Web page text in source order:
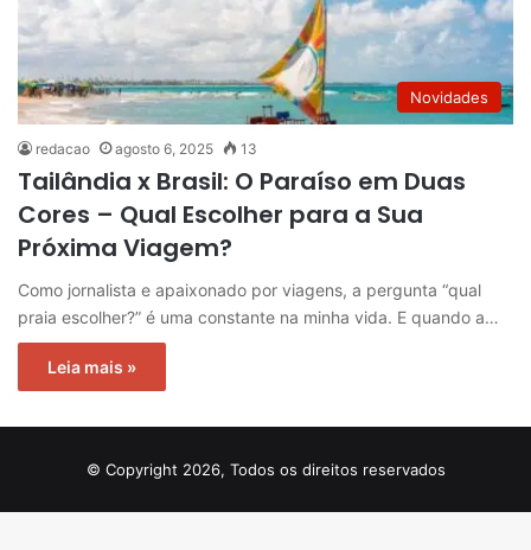
Novidades
redacao agosto 6, 2025 13
Tailândia x Brasil: O Paraíso em Duas
Cores – Qual Escolher para a Sua
Próxima Viagem?
Como jornalista e apaixonado por viagens, a pergunta “qual
praia escolher?” é uma constante na minha vida. E quando a…
Leia mais »
© Copyright 2026, Todos os direitos reservados